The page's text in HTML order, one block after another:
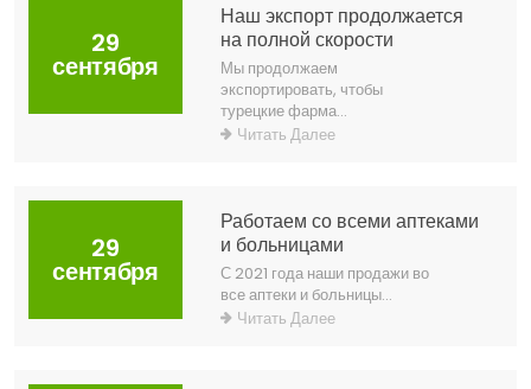
29
сентября
Наш экспорт продолжается
на полной скорости
Мы продолжаем
экспортировать, чтобы
турецкие фарма...
Читать Далее
29
сентября
Работаем со всеми аптеками
и больницами
С 2021 года наши продажи во
все аптеки и больницы...
Читать Далее